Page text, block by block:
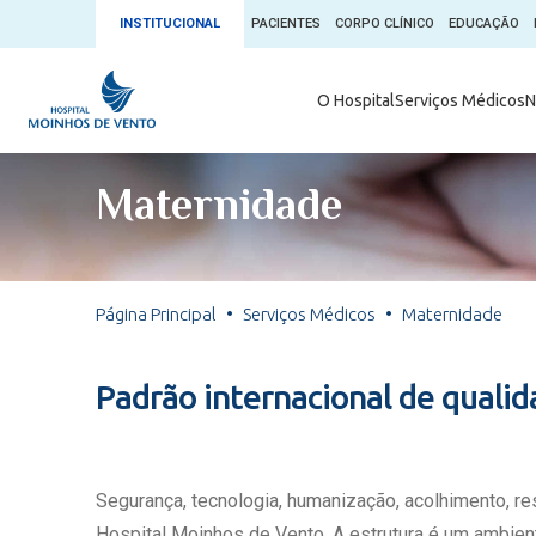
INSTITUCIONAL PACIENTES CORPO CLÍNICO EDUCAÇÃO
O HospitalServiços Médicos
Serviços Médicos
Núcleos e Especialidades
Exames
Fale com o Moinhos
Seu Médico
Ambulatório
Comitê de
Conheça
Blog Saúde
Convênios
Doação de
Escritório
Maternidade
Página Principal Serviços Médicos Maternidade
Padrão internacional de
Segurança, tecnologia, humanização, acolhimento,